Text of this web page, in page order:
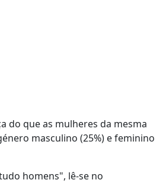
do que as mulheres da mesma
masculino (25%) e feminino
homens", lê-se no